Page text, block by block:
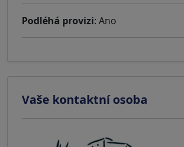
Podléhá provizi: Ano
Vaše kontaktní osoba